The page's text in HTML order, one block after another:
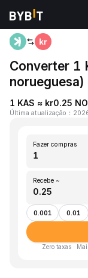
Página inicial
Converter 1
norueguesa)
1 KAS ≈ kr0.25
Última atualização ：
Fazer compras
Recebe ~
0.001 0.01
Zero taxas ·